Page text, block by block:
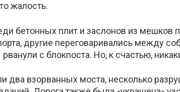
жалость.
бетонных плит и заслонов из
другие переговаривались между
с блокпоста. Но, к счастью,
взорванных моста, несколько